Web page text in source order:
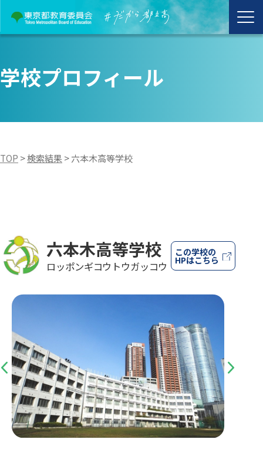
学校プロフィール
TOP >検索結果 >六本木高等学校
六本木高等学校
ロッポンギコウトウガッコウ
この学校の
HPはこちら
Previous Next